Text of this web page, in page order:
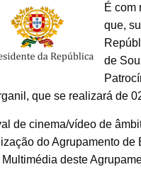
É com
que,
de
que se realizará de
de cinema/vídeo de
do Agrupamento
deste